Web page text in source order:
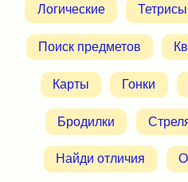
Логические Тетрисы
Поиск предметов
Карты Гонки
Бродилки
Найди отличия